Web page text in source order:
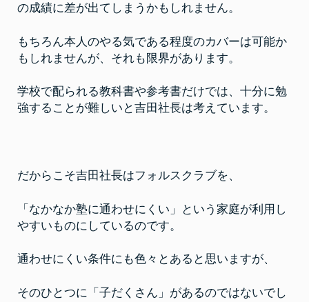
の成績に差が出てしまうかもしれません。
もちろん本人のやる気である程度のカバーは可能か
もしれませんが、それも限界があります。
学校で配られる教科書や参考書だけでは、十分に勉
強することが難しいと吉田社長は考えています。
だからこそ吉田社長はフォルスクラブを、
「なかなか塾に通わせにくい」という家庭が利用し
やすいものにしているのです。
通わせにくい条件にも色々とあると思いますが、
そのひとつに「子だくさん」があるのではないでし